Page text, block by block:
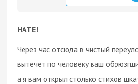
НАТЕ!
Через час отсюда в чистый
вытечет по человеку ваш
а я вам открыл столько стихов